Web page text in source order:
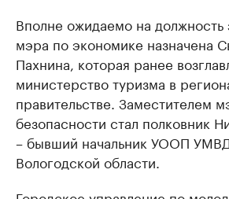
Вполне ожидаемо на должность
мэра по экономике назначена
Пахнина, которая ранее
министерство туризма в
правительстве. Заместителем
безопасности стал полковник
– бывший начальник УООП
Вологодской области.